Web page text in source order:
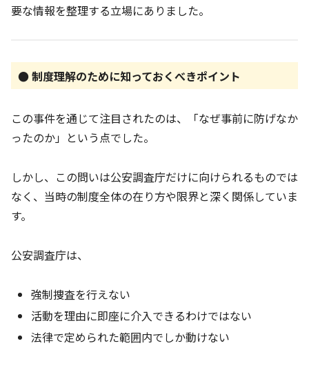
要な情報を整理する立場にありました。
● 制度理解のために知っておくべきポイント
この事件を通じて注目されたのは、「なぜ事前に防げなか
ったのか」という点でした。
しかし、この問いは公安調査庁だけに向けられるものでは
なく、当時の制度全体の在り方や限界と深く関係していま
す。
公安調査庁は、
強制捜査を行えない
活動を理由に即座に介入できるわけではない
法律で定められた範囲内でしか動けない